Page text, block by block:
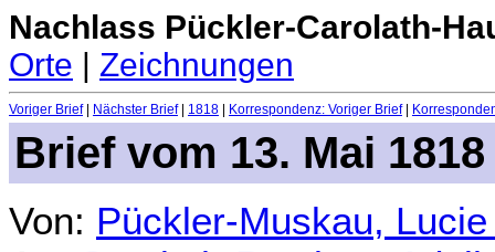
Nachlass Pückler-Carolath-
Orte | Zeichnungen
Voriger Brief| Nächster Brief| 1818 Korrespondenz: Voriger Brief|
Brief vom 13. Mai 1818
Von: Pückler-Muskau,